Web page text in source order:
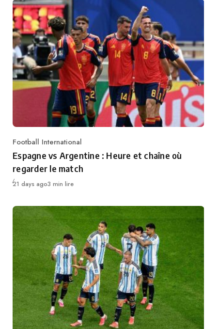
Category
Football International
Espagne vs Argentine : Heure et chaîne où
regarder le match
Publié
21 days ago3 min lire